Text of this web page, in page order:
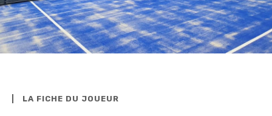
LA FICHE DU JOUEUR